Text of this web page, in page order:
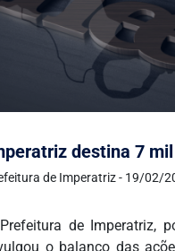
destina 7
de Imperatriz - 19/02/
de Imperatriz,
o balanço das